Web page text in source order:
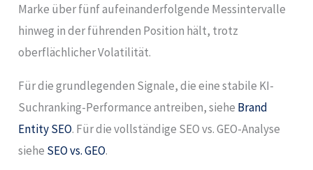
Marke über fünf aufeinanderfolgende Messintervalle
hinweg in der führenden Position hält, trotz
oberflächlicher Volatilität.
Für die grundlegenden Signale, die eine stabile KI-
Suchranking-Performance antreiben, siehe Brand
Entity SEO. Für die vollständige SEO vs. GEO-Analyse
siehe SEO vs. GEO.